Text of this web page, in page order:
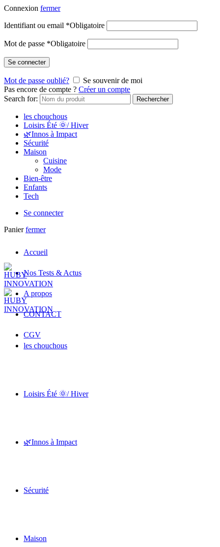
Connexion fermer
Identifiant ou email *Obligatoire
Mot de passe *Obligatoire
Se connecter
Mot de passe oublié?
Se souvenir de moi
Pas encore de compte ? Créer un compte
Search for:
Rechercher
les chouchous
Loisirs Été 🌞/ Hiver
🌿Innos à Impact
Sécurité
Maison
Cuisine
Mode
Bien-être
Enfants
Tech
Se connecter
Panier fermer
Accueil
Nos Tests & Actus
A propos
CONTACT
CGV
les chouchous
Loisirs Été 🌞/ Hiver
🌿Innos à Impact
Sécurité
Maison